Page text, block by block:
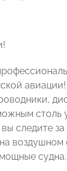
авиации!
столь
следите
воздушном
судна.